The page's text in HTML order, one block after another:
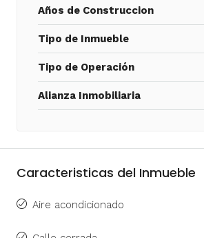
Años de Construccion
Tipo de Inmueble
Tipo de Operación
Alianza Inmobiliaria
Caracteristicas del Inmueble
Aire acondicionado